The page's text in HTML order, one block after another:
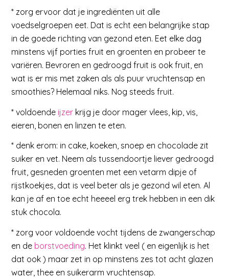
* zorg ervoor dat je ingrediënten uit alle
voedselgroepen eet. Dat is echt een belangrijke stap
in de goede richting van gezond eten. Eet elke dag
minstens vijf porties fruit en groenten en probeer te
variëren. Bevroren en gedroogd fruit is ook fruit, en
wat is er mis met zaken als als puur vruchtensap en
smoothies? Helemaal niks. Nog steeds fruit.
* voldoende ijzer krijg je door mager vlees, kip, vis,
eieren, bonen en linzen te eten.
* denk erom: in cake, koeken, snoep en chocolade zit
suiker en vet. Neem als tussendoortje liever gedroogd
fruit, gesneden groenten met een vetarm dipje of
rijstkoekjes, dat is veel beter als je gezond wil eten. Al
kan je af en toe echt heeeel erg trek hebben in een dik
stuk chocola.
* zorg voor voldoende vocht tijdens de zwangerschap
en de borstvoeding. Het klinkt veel ( en eigenlijk is het
dat ook ) maar zet in op minstens zes tot acht glazen
water, thee en suikerarm vruchtensap.